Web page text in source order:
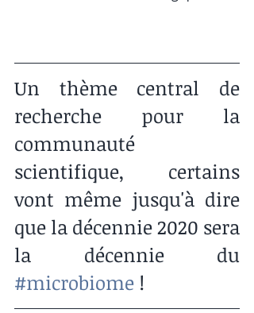
Un thème central de
recherche pour la
communauté
scientifique, certains
vont même jusqu'à dire
que la décennie 2020 sera
#microbiome !